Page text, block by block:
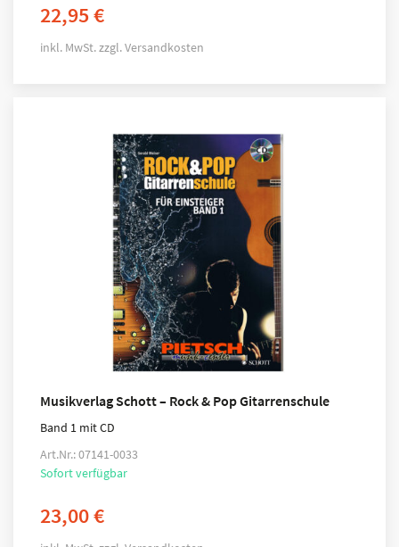
22,95€
inkl. MwSt.zzgl.Versandkosten
Musikverlag Schott – Rock & Pop Gitarrenschule
Band 1 mit CD
Art.Nr.: 07141-0033
Sofort verfügbar
23,00€